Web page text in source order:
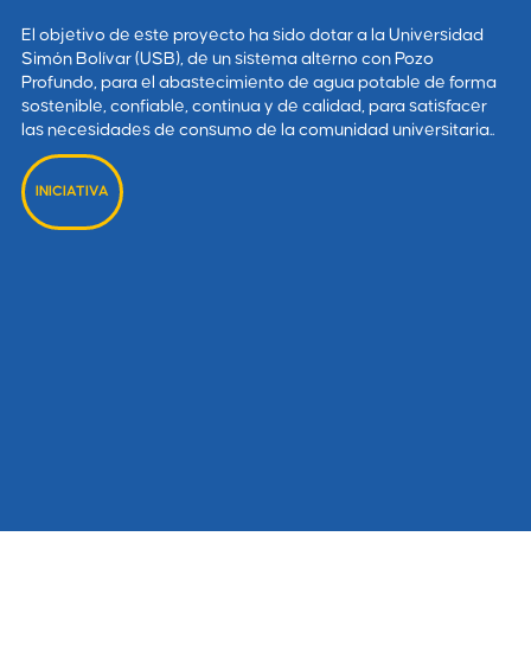
El objetivo de este proyecto ha sido dotar a la Universidad
Simón Bolívar (USB), de un sistema alterno con Pozo
Profundo, para el abastecimiento de agua potable de forma
sostenible, confiable, continua y de calidad, para satisfacer
las necesidades de consumo de la comunidad universitaria..
INICIATIVA